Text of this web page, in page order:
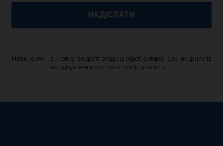
НАДІСЛАТИ
Натискаючи на кнопку, ви даєте згоду на обробку персональних даних та
погоджуєтеся з політикою конфіденційності